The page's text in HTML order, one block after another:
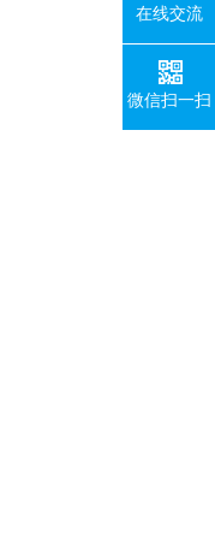
在线交流
微信扫一扫